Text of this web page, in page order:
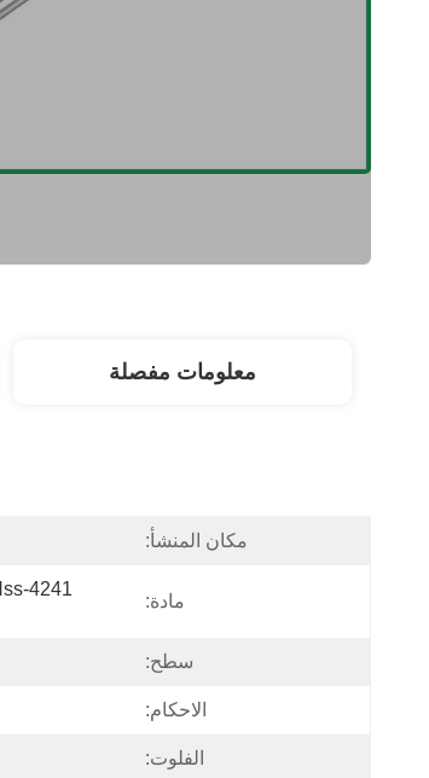
معلومات مفصلة
مكان المنشأ:
مادة:
سطح:
الاحكام:
الفلوت: